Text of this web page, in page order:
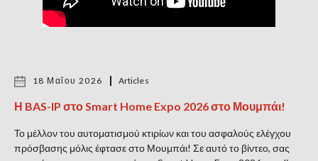
18 Μαΐου 2026 Articles
Η BAS-IP στο Smart Home Expo 2026 στο Μουμπάι!
Το μέλλον του αυτοματισμού κτιρίων και του ασφαλούς ελέγχου
πρόσβασης μόλις έφτασε στο Μουμπάι! Σε αυτό το βίντεο, σας